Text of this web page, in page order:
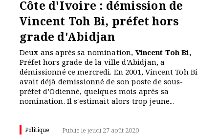
Côte d'Ivoire : démission de
Vincent Toh Bi, préfet hors
grade d'Abidjan
Deux ans après sa nomination, Vincent Toh Bi,
Préfet hors grade de la ville d'Abidjan, a
démissionné ce mercredi. En 2001, Vincent Toh Bi
avait déjà demissionné de son poste de sous-
préfet d’Odienné, quelques mois après sa
nomination. Il s'estimait alors trop jeune...
Politique Publié le jeudi 27 août 2020